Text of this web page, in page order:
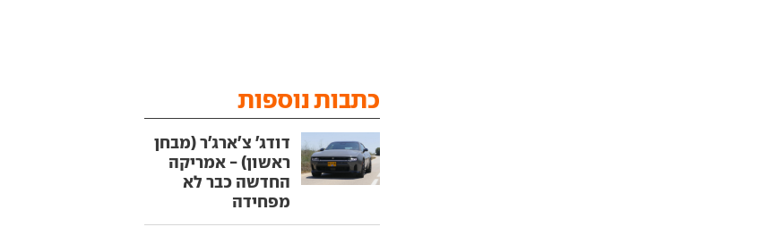
כתבות נוספות
דודג' צ'ארג'ר (מבחן
ראשון) - אמריקה
החדשה כבר לא
מפחידה